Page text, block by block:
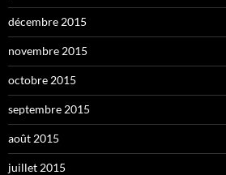
décembre 2015
novembre 2015
octobre 2015
septembre 2015
août 2015
juillet 2015